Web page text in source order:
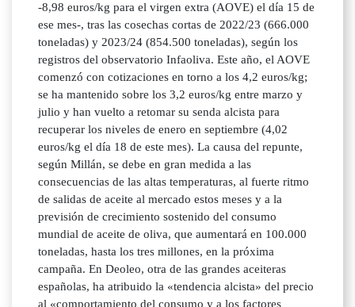
-8,98 euros/kg para el virgen extra (AOVE) el día 15 de
ese mes-, tras las cosechas cortas de 2022/23 (666.000
toneladas) y 2023/24 (854.500 toneladas), según los
registros del observatorio Infaoliva. Este año, el AOVE
comenzó con cotizaciones en torno a los 4,2 euros/kg;
se ha mantenido sobre los 3,2 euros/kg entre marzo y
julio y han vuelto a retomar su senda alcista para
recuperar los niveles de enero en septiembre (4,02
euros/kg el día 18 de este mes). La causa del repunte,
según Millán, se debe en gran medida a las
consecuencias de las altas temperaturas, al fuerte ritmo
de salidas de aceite al mercado estos meses y a la
previsión de crecimiento sostenido del consumo
mundial de aceite de oliva, que aumentará en 100.000
toneladas, hasta los tres millones, en la próxima
campaña. En Deoleo, otra de las grandes aceiteras
españolas, ha atribuido la «tendencia alcista» del precio
al «comportamiento del consumo y a los factores